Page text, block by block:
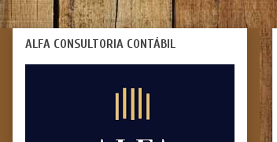
ALFA CONSULTORIA CONTÁBIL